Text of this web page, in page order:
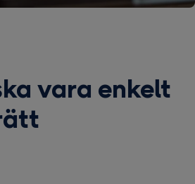
vara enkelt